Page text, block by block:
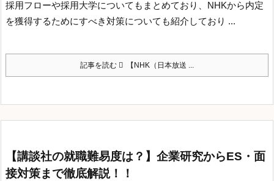
採用フローや採用大学についてもまとめており、NHKから内定
を獲得するためにすべき対策についても紹介しており ...
記事を読む 【NHK（日本放送 ...
【講談社の就職難易度は？】企業研究からES・面
接対策まで徹底解説！！